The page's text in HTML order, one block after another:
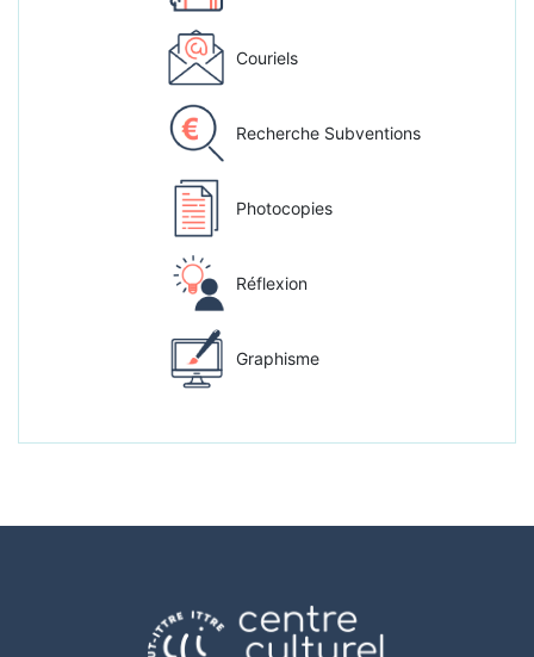
Couriels
Recherche Subventions
Photocopies
Réflexion
Graphisme